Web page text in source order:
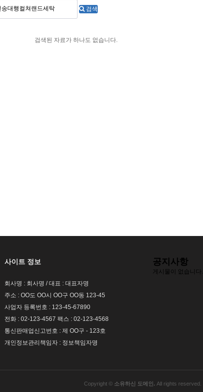
검색
검색된 자료가 하나도 없습니다.
사이트 정보
회사명 : 회사명 / 대표 : 대표자명
주소 : OO도 OO시 OO구 OO동 123-45
사업자 등록번호 : 123-45-67890
전화 : 02-123-4567 팩스 : 02-123-4568
통신판매업신고번호 : 제 OO구 - 123호
개인정보관리책임자 : 정보책임자명
공지사항
게시물이 없습니다.
Copyright © 소유하신 도메인. All rights reserved.